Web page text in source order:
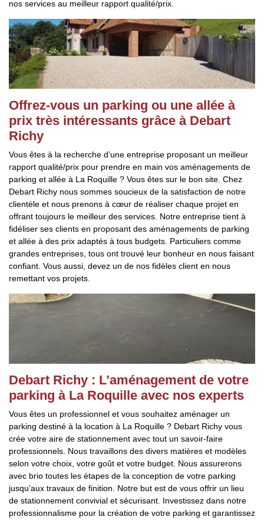
nos services au meilleur rapport qualité/prix.
Offrez-vous un parking ou une allée à
prix très intéressants grâce à Debart
Richy
Vous êtes à la recherche d’une entreprise proposant un meilleur
rapport qualité/prix pour prendre en main vos aménagements de
parking et allée à La Roquille ? Vous êtes sur le bon site. Chez
Debart Richy nous sommes soucieux de la satisfaction de notre
clientèle et nous prenons à cœur de réaliser chaque projet en
offrant toujours le meilleur des services. Notre entreprise tient à
fidéliser ses clients en proposant des aménagements de parking
et allée à des prix adaptés à tous budgets. Particuliers comme
grandes entreprises, tous ont trouvé leur bonheur en nous faisant
confiant. Vous aussi, devez un de nos fidèles client en nous
remettant vos projets.
Debart Richy : L’aménagement de votre
parking à La Roquille avec nos experts
Vous êtes un professionnel et vous souhaitez aménager un
parking destiné à la location à La Roquille ? Debart Richy vous
crée votre aire de stationnement avec tout un savoir-faire
professionnels. Nous travaillons des divers matières et modèles
selon votre choix, votre goût et votre budget. Nous assurerons
avec brio toutes les étapes de la conception de votre parking
jusqu’aux travaux de finition. Notre but est de vous offrir un lieu
de stationnement convivial et sécurisant. Investissez dans notre
professionnalisme pour la création de votre parking et garantissez